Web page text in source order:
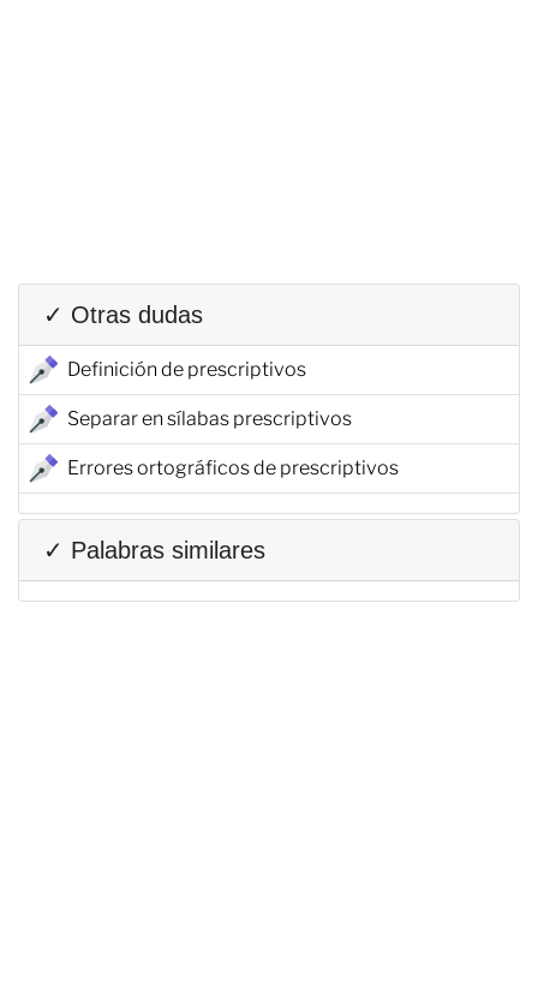
✓ Otras dudas
Definición de prescriptivos
Separar en sílabas prescriptivos
Errores ortográficos de prescriptivos
✓ Palabras similares